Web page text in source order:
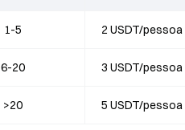
1-5 2 USDT/pessoa
6-20 3 USDT/pessoa
>20 5 USDT/pessoa